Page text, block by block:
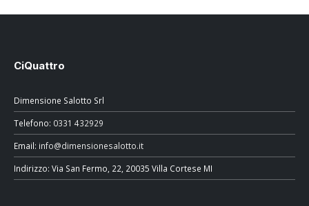
CiQuattro
Dimensione Salotto Srl
Telefono: 0331 432929
Email: info@dimensionesalotto.it
Indirizzo: Via San Fermo, 22, 20035 Villa Cortese MI